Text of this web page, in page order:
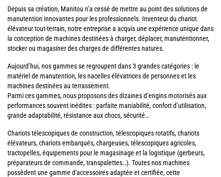
Depuis sa création, Manitou n’a cessé de mettre au point des solutions de
manutention innovantes pour les professionnels. Inventeur du chariot
élévateur tout-terrain, notre entreprise a acquis une expérience unique dans
la conception de machines destinées à charger, déplacer, manutentionner,
stocker ou magasiner des charges de différentes natures.
Aujourd’hui, nos gammes se regroupent dans 3 grandes catégories : le
matériel de manutention, les nacelles élévatrices de personnes et les
machines destinées au terrassement.
Parmi ces gammes, nous proposons des dizaines d’engins motorisés aux
performances souvent inédites : parfaite maniabilité, confort d’utilisation,
grande adaptabilité, résistance aux chocs, sécurité…
Chariots télescopiques de construction, télescopiques rotatifs, chariots
élévateurs, chariots embarqués, chargeuses, télescopiques agricoles,
tractopelles, équipements pour le magasinage et la logistique (gerbeurs,
préparateurs de commande, transpalettes…). Toutes nos machines
possèdent une gamme d'accessoires adaptée et certifiée, cette